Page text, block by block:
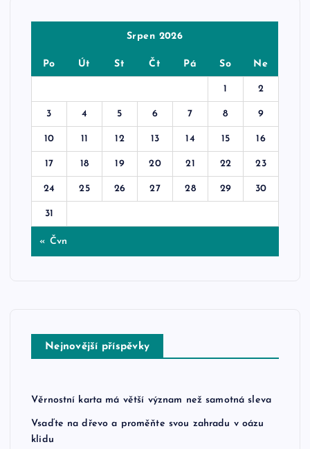
Srpen 2026
Po Út St Čt Pá So Ne
1 2
3 4 5 6 7 8 9
10 11 12 13 14 15 16
17 18 19 20 21 22 23
24 25 26 27 28 29 30
31
« Čvn
Nejnovější příspěvky
Věrnostní karta má větší význam než samotná sleva
Vsaďte na dřevo a proměňte svou zahradu v oázu
klidu